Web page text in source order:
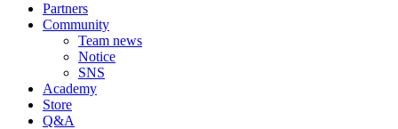
Partners
Community
Team news
Notice
SNS
Academy
Store
Q&A